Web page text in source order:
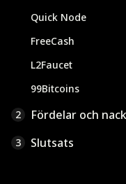
Quick Node
FreeCash
L2Faucet
99Bitcoins
2
Fördelar och
3 Slutsats